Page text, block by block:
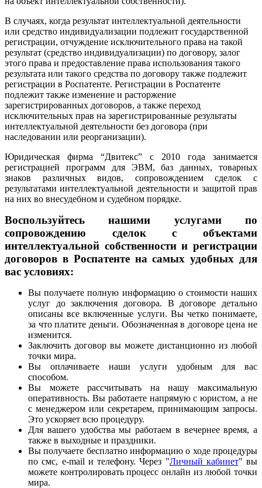
В случаях, когда результат интеллектуальной деятельности
или средство индивидуализации подлежит государственной
регистрации, отчуждение исключительного права на такой
результат (средство индивидуализации) по договору, залог
этого права и предоставление права использования такого
результата или такого средства по договору также подлежит
регистрации в Роспатенте. Регистрации в Роспатенте
подлежит также изменение и расторжение
зарегистрированных договоров, а также переход
исключительных прав на зарегистрированные результаты
интеллектуальной деятельности без договора (при
наследовании или реорганизации).
Юридическая фирма “Двитекс” с 2010 года занимается
регистрацией программ для ЭВМ, баз данных, товарных
знаков различных видов, сопровождением сделок с
результатами интеллектуальной деятельности и защитой прав
на них во внесудебном и судебном порядке.
Воспользуйтесь нашими услугами по
сопровождению сделок с объектами
интеллектуальной собственности и регистрации
договоров в Роспатенте на самых удобных для
вас условиях:
Вы получаете полную информацию о стоимости наших
услуг до заключения договора. В договоре детально
описаны все включенные услуги. Вы четко понимаете,
за что платите деньги. Обозначенная в договоре цена не
изменится.
Заключить договор вы можете дистанционно из любой
точки мира.
Вы оплачиваете наши услуги удобным для вас
способом.
Вы можете рассчитывать на нашу максимальную
оперативность. Вы работаете напрямую с юристом, а не
с менеджером или секретарем, принимающим запросы.
Это ускоряет всю процедуру.
Для вашего удобства мы работаем в вечернее время, а
также в выходные и праздники.
Вы получаете бесплатно информацию о ходе процедуры
по смс, e-mail и телефону. Через "Личный кабинет" вы
можете контролировать процесс онлайн из любой точки
мира.